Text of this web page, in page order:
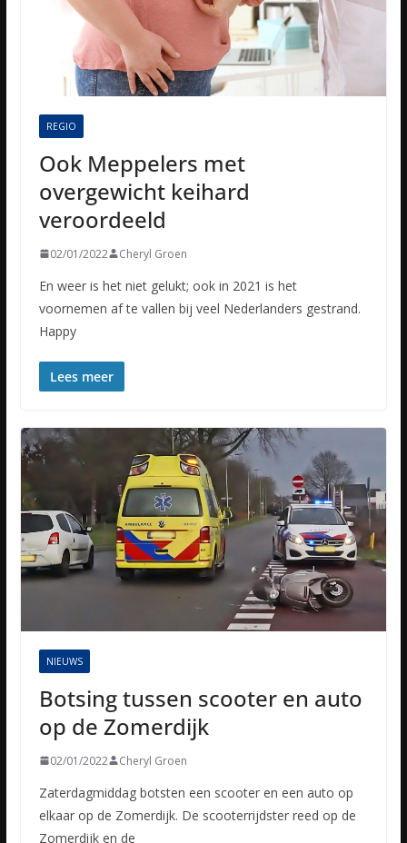
REGIO
Ook Meppelers met
overgewicht keihard
veroordeeld
02/01/2022 Cheryl Groen
En weer is het niet gelukt; ook in 2021 is het
voornemen af te vallen bij veel Nederlanders gestrand.
Happy
Lees meer
NIEUWS
Botsing tussen scooter en auto
op de Zomerdijk
02/01/2022 Cheryl Groen
Zaterdagmiddag botsten een scooter en een auto op
elkaar op de Zomerdijk. De scooterrijdster reed op de
Zomerdijk en de